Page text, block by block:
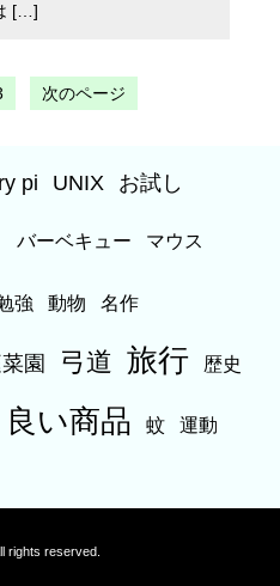
[…]
次のページ
pi UNIX お試し
バーベキュー マウス
強 動物 名作
園 弓道 旅行 歴史
良い商品 蚊 運動
rights reserved.